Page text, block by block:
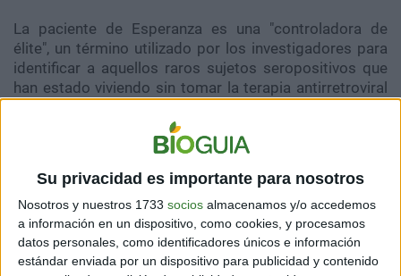
Su privacidad es importante para nosotros
Nosotros y nuestros 1733 socios almacenamos y/o accedemos
a información en un dispositivo, como cookies, y procesamos
datos personales, como identificadores únicos e información
estándar enviada por un dispositivo para publicidad y contenido
La paciente de Esperanza es una "controladora de
élite", un término utilizado por los investigadores para
identificar a aquellos raros sujetos seropositivos que
han estado viviendo sin tomar la terapia antirretroviral
vivido sin TAR durante los últimos ocho años.
particularmente notable, porque incluso los
"controladores de élite" a veces muestran signos
detectables del virus, dependiendo de lo mucho que se
busque.